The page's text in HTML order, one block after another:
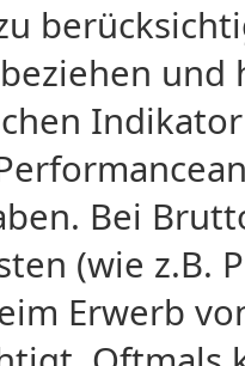
Bei
(wie z.B.
Erwerb